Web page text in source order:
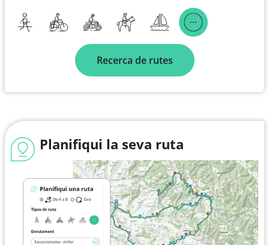
Recerca de rutes
Planifiqui la seva ruta